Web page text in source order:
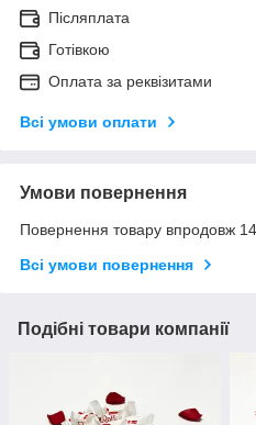
Післяплата
Готівкою
Оплата за реквізитами
Всі умови оплати
Умови повернення
Повернення товару впродовж
Всі умови повернення
Подібні товари компанії